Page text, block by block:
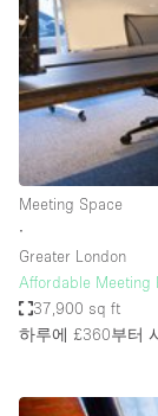
Container
Creative
Event
Fair /
Hall
Mall Shop
Mansion /
Meeting
Meeting Space
∙
Greater London
Affordable Meeting
37,900 sq ft
하루에 £360부터